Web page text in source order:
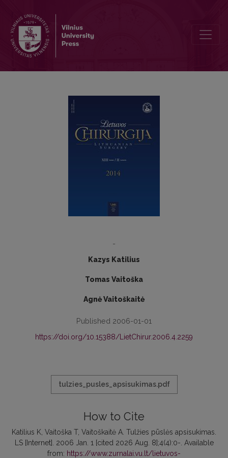
-
Kazys Katilius
Tomas Vaitoška
Agnė Vaitoškaitė
Published 2006-01-01
https://doi.org/10.15388/LietChirur.2006.4.2259
tulzies_pusles_apsisukimas.pdf
How to Cite
Katilius K, Vaitoška T, Vaitoškaitė A. Tulžies pūslės apsisukimas.
LS [Internet]. 2006 Jan. 1 [cited 2026 Aug. 8];4(4):0-. Available
from: https://www.zurnalai.vu.lt/lietuvos-